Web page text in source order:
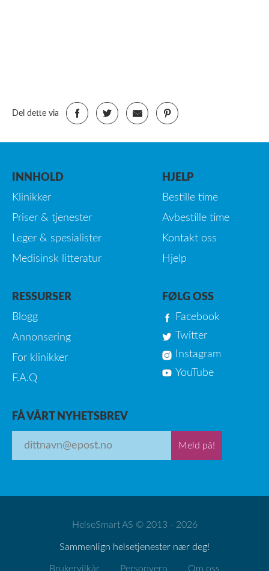
Del dette via
INNHOLD
Klinikker
Priser & tjenester
Leger & spesialister
Medisinsk litteratur
HJELP
Bestille time
Avbestille time
Kontakt oss
Hjelp
RESSURSER
Blogg
Annonsering
For klinikker
F.A.Q
FØLG OSS
Facebook
Twitter
Instagram
YouTube
FÅ VÅRT NYHETSBREV
Meld på!
HelseSmart AS © 2013 - 2026
Sammenlign helsetjenester nær deg!
Brukervilkår Personvern Om oss